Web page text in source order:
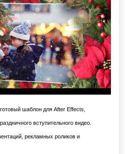
шаблон для After Effects,
вступительного видео.
рекламных роликов и